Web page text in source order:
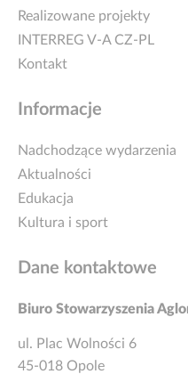
Realizowane projekty
INTERREG V-A CZ-PL
Kontakt
Informacje
Nadchodzące wydarzenia
Aktualności
Edukacja
Kultura i sport
Dane kontaktowe
Biuro Stowarzyszenia
ul. Plac Wolności 6
45-018 Opole